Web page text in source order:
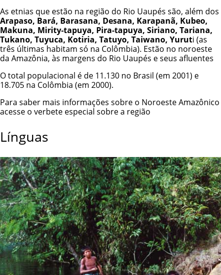
As etnias que estão na região do Rio Uaupés são, além dos
Arapaso, Bará, Barasana, Desana, Karapanã, Kubeo,
Makuna, Mirity-tapuya, Pira-tapuya, Siriano, Tariana,
Tukano, Tuyuca, Kotiria, Tatuyo, Taiwano, Yuruti (as
três últimas habitam só na Colômbia). Estão no noroeste
da Amazônia, às margens do Rio Uaupés e seus afluentes
O total populacional é de 11.130 no Brasil (em 2001) e
18.705 na Colômbia (em 2000).
Para saber mais informações sobre o Noroeste Amazônico
acesse o verbete especial sobre a região
Línguas